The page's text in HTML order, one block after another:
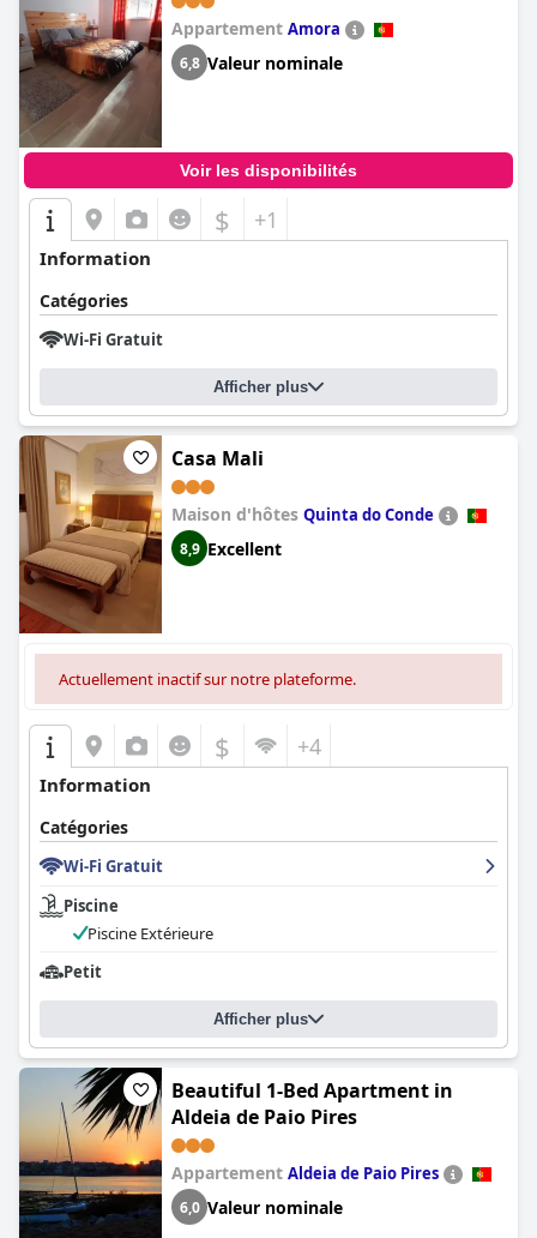
Appartement Amora
6,8 Valeur nominale
Voir les disponibilités
$ +1
Information
Catégories
Wi-Fi Gratuit
Afficher plus
Casa Mali
Maison d'hôtes Quinta do Conde
8,9 Excellent
Actuellement inactif sur notre plateforme.
$ +4
Information
Catégories
Wi-Fi Gratuit
Piscine
Piscine Extérieure
Petit
Afficher plus
Beautiful 1-Bed Apartment in
Aldeia de Paio Pires
Appartement Aldeia de Paio Pires
6,0 Valeur nominale